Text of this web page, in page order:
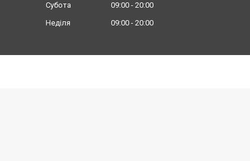
Субота
09:00
20:00
Неділя
09:00 20:00